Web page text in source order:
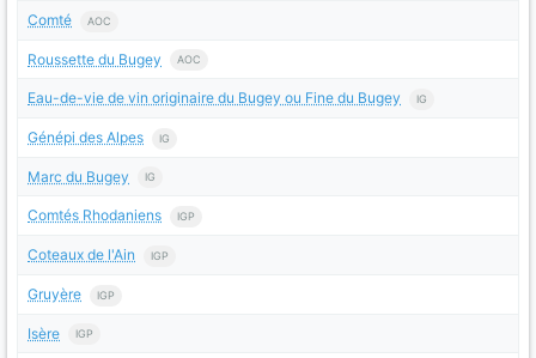
Comté AOC
Roussette du Bugey AOC
Eau-de-vie de vin originaire du Bugey ou Fine du Bugey IG
Génépi des Alpes IG
Marc du Bugey IG
Comtés Rhodaniens IGP
Coteaux de l'Ain IGP
Gruyère IGP
Isère IGP